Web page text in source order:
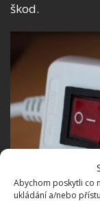
Abychom poskytli co
ukládání a/nebo
škod.